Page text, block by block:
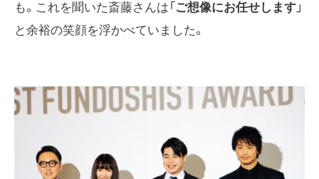
も。これを聞いた斎藤さんは「 ご想像にお任せします 」
と余裕の笑顔を浮かべていました。